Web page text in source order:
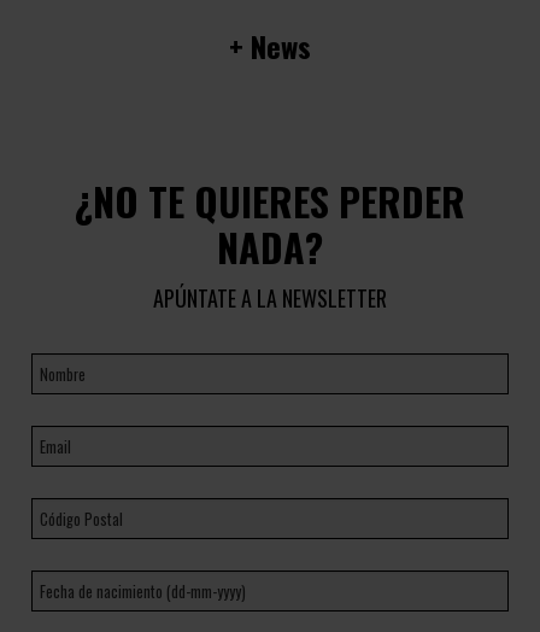
+ News
¿NO TE QUIERES PERDER
NADA?
APÚNTATE A LA NEWSLETTER